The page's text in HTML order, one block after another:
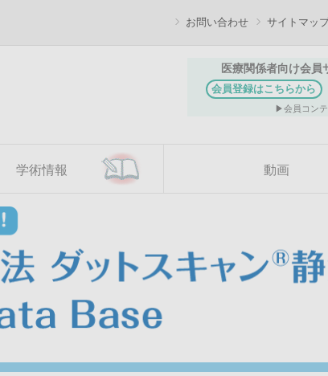
お問い合わせ サイトマッ
医療関係者向け会員
会員登録はこちらから
会員コン
学術情報 動画